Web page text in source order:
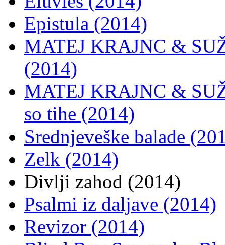
Epistula (2014)
MATEJ KRAJNC &
(2014)
MATEJ KRAJNC &
so tihe (2014)
Srednjeveške balade
Zelk (2014)
Divlji zahod (2014)
Psalmi iz daljave (2014)
Revizor (2014)